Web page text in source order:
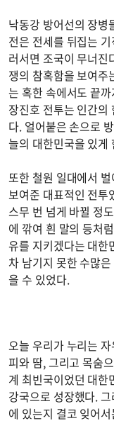
낙동강 방어선의 장병
전은 전세를 뒤집는
러서면 조국이 무너진
쟁의 참혹함을 보여
는 혹한 속에서도 끝
장진호 전투는 인간의
다. 얼어붙은 손으로
늘의 대한민국을 있게
또한 철원 일대에서
보여준 대표적인 전투
스무 번 넘게 바뀔 정
에 깎여 흰 말의 등처
유를 지키겠다는 대한
차 남기지 못한 수많
을 수 있었다.
오늘 우리가 누리는
피와 땀, 그리고 목숨
계 최빈국이었던 대
강국으로 성장했다.
에 있는지 결코 잊어